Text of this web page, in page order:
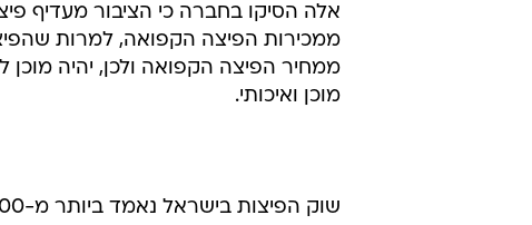
אלה הסיקו בחברה כי הציבור מעדיף
ממכירות הפיצה הקפואה, למרות
מוכן ואיכותי.